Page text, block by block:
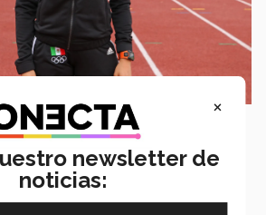
Querétaro,
Querétaro,
2018, Atletismo
×
newsletter de
noticias: